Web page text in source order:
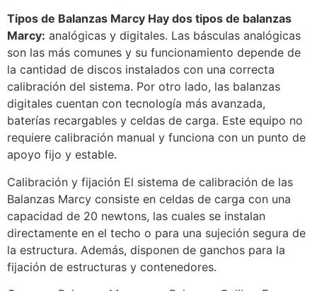
Tipos de Balanzas Marcy Hay dos tipos de balanzas
Marcy: analógicas y digitales. Las básculas analógicas
son las más comunes y su funcionamiento depende de
la cantidad de discos instalados con una correcta
calibración del sistema. Por otro lado, las balanzas
digitales cuentan con tecnología más avanzada,
baterías recargables y celdas de carga. Este equipo no
requiere calibración manual y funciona con un punto de
apoyo fijo y estable.
Calibración y fijación El sistema de calibración de las
Balanzas Marcy consiste en celdas de carga con una
capacidad de 20 newtons, las cuales se instalan
directamente en el techo o para una sujeción segura de
la estructura. Además, disponen de ganchos para la
fijación de estructuras y contenedores.